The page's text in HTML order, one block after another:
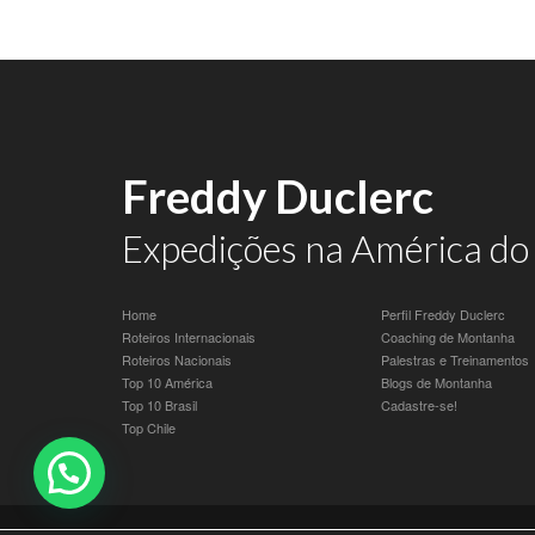
Freddy Duclerc
Expedições na América
Home
Roteiros Internacionais
Roteiros Nacionais
Top 10 América
Top 10 Brasil
Top Chile
Perfil Freddy Duclerc
Coaching de Montanha
Palestras e Treinamentos
Blogs de Montanha
Cadastre-se!